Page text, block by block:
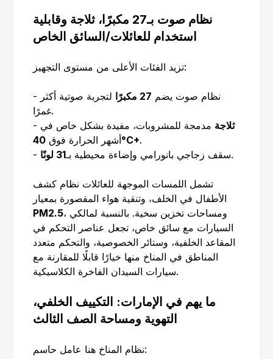
نظام صوت بـ27 مكبرًا، ثلاجة وقابلية
استخدام للعائلات/السائق الخاص
تزيد الفئات الأعلى من مستوى التجهيز:
- نظام صوت يضم 27 مكبرًا
لتجربة صوتية أكثر
غمرًا.
-
ثلاجة مدمجة للمشروبات، مفيدة بشكل خاص في
أشهر الحرارة فوق40°C+.
- سقف زجاجي بانورامي وإضاءة محيطية بـ31 لونًا .
تشمل اللمسات الموجهة للعائلات نظام كشف
الأطفال في الخلف، وتنقية هواء المقصورة بمعيار
PM2.5، ومساحات تخزين سخية. بالنسبة لمالكي
السيارات مع سائق خاص، تجعل عناصر التحكم في
المقاعد الخلفية، وستائر الخصوصية، والتحكم متعدد
المناطق في المناخ منها خيارًا قابلًا للمقارنة مع
سيارات السيدان الفاخرة الكلاسيكية.
ما يهم في الإمارات: التكييف الخلفي،
التهوية ومساحة الصف الثالث
نظام المناخ هنا عامل حاسم: